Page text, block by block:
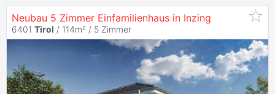
Neubau 5 Zimmer Einfamilienhaus in Inzing
6401 Tirol / 114m² / 5 Zimmer